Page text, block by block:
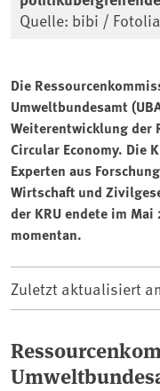
Quelle: bibi /
Die
Umweltbundesamt
Weiterentwicklung der
Circular Economy. Die
Experten aus
Wirtschaft und
der KRU endete im
momentan.
Zuletzt aktualisiert